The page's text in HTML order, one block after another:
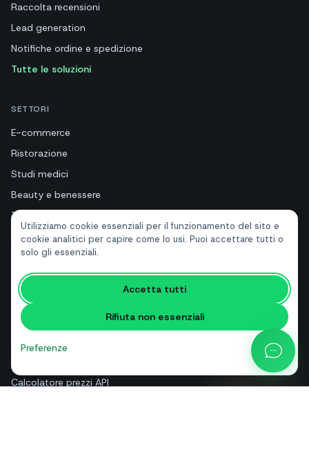
Utilizziamo cookie essenziali per il funzionamento del sito e
cookie analitici per capire come lo usi. Puoi accettare tutti o
solo gli essenziali.
Accetta tutti
Rifiuta non essenziali
Preferenze
Raccolta recensioni
Lead generation
Notifiche ordine e spedizione
Tutte le soluzioni
SETTORI
E-commerce
Ristorazione
Studi medici
Beauty e benessere
Turismo e hotel
Immobiliari
RISORSE
Strumenti gratuiti
Glossario
Calcolatore prezzi API